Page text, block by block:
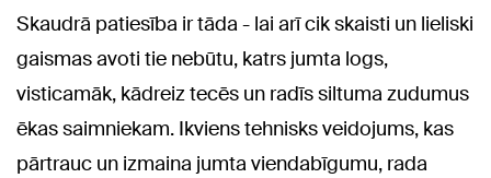
Skaudrā patiesība ir tāda - lai arī cik skaisti un lieliski
gaismas avoti tie nebūtu, katrs jumta logs,
visticamāk, kādreiz tecēs un radīs siltuma zudumus
ēkas saimniekam. Ikviens tehnisks veidojums, kas
pārtrauc un izmaina jumta viendabīgumu, rada